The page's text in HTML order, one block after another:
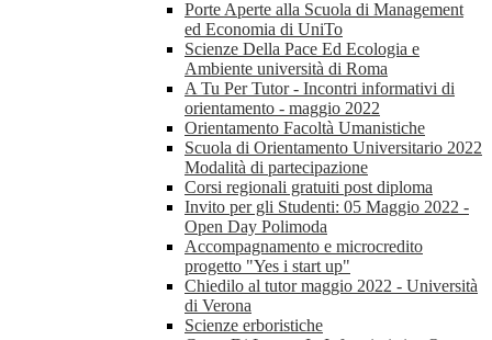
Porte Aperte alla Scuola di Management
ed Economia di UniTo
Scienze Della Pace Ed Ecologia e
Ambiente università di Roma
A Tu Per Tutor - Incontri informativi di
orientamento - maggio 2022
Orientamento Facoltà Umanistiche
Scuola di Orientamento Universitario 2022
Modalità di partecipazione
Corsi regionali gratuiti post diploma
Invito per gli Studenti: 05 Maggio 2022 -
Open Day Polimoda
Accompagnamento e microcredito
progetto "Yes i start up"
Chiedilo al tutor maggio 2022 - Università
di Verona
Scienze erboristiche